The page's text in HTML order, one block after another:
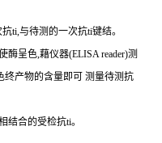
抗ti,与待测的一次抗ti键结。
酶呈色,藉仪器(ELISA reader)测
终产物的含量即可 测量待测抗
结合的受检抗ti。